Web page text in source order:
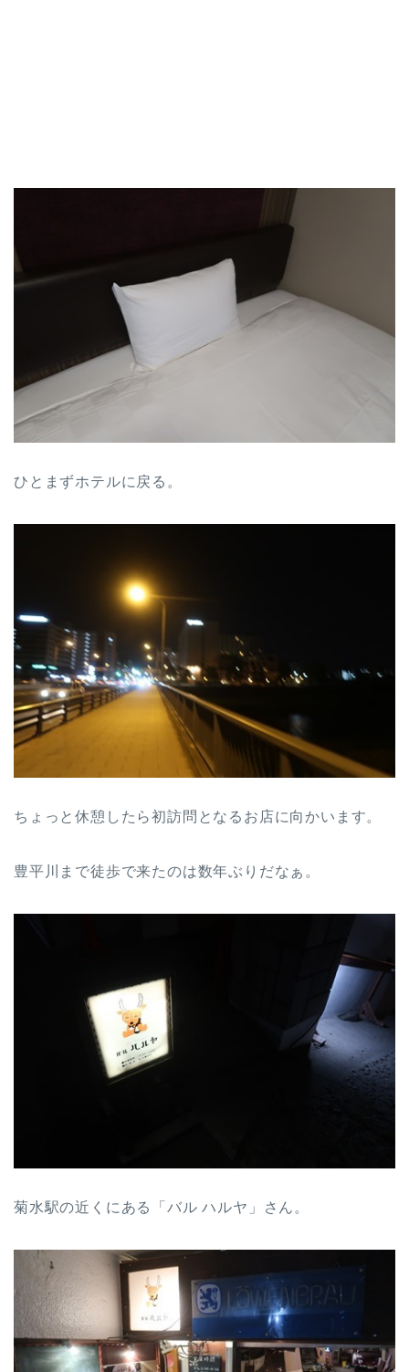
ひとまずホテルに戻る。
ちょっと休憩したら初訪問となるお店に向かいます。
豊平川まで徒歩で来たのは数年ぶりだなぁ。
菊水駅の近くにある「バル ハルヤ」さん。